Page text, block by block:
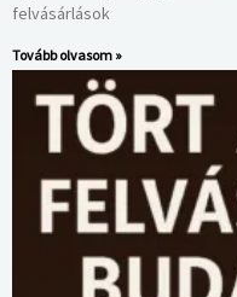
felvásárlások
Tovább olvasom »